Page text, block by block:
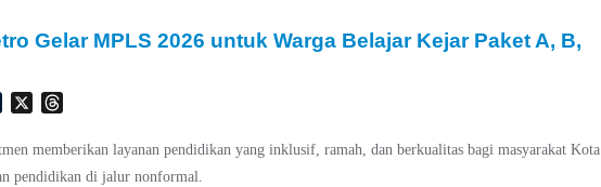
Gelar MPLS 2026 untuk Warga Belajar Kejar Paket A, B,
Tumblr
X
memberikan layanan pendidikan yang inklusif, ramah, dan berkualitas bagi masyarakat Kota
pendidikan di jalur nonformal.